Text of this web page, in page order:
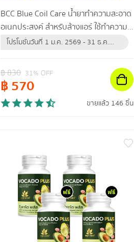
BCC Blue Coil Care น้ำยาทำความสะอาด
อเนกประสงค์ สำหรับล้างแอร์ ใช้ทำความ
สะอาด กำจัดฝุ่น คราบสิ่งสกปรก
โปรโมชั่นวันที่ 1 ม.ค. 2569 - 31 ธ.ค.
฿830 31% OFF
฿570
ขายแล้ว 146 ชิ้น